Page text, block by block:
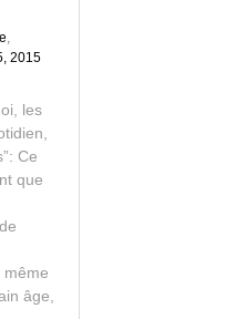
,
2015J
y
2
,
les
Ce
que
même
âge,